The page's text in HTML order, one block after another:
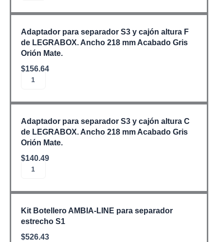
Adaptador para separador S3 y cajón altura F
de LEGRABOX. Ancho 218 mm Acabado Gris
Orión Mate.
$156.64
Adaptador
para
separador
S3
y
cajón
altura
LEGRABOX.
218
mm
Acabado
Gris
Orión
Mate.
Adaptador para separador S3 y cajón altura C
de LEGRABOX. Ancho 218 mm Acabado Gris
Orión Mate.
$140.49
Adaptador
para
separador
S3
y
cajón
altura
LEGRABOX.
218
mm
Acabado
Kit Botellero AMBIA-LINE para separador
estrecho S1
$526.43
producto